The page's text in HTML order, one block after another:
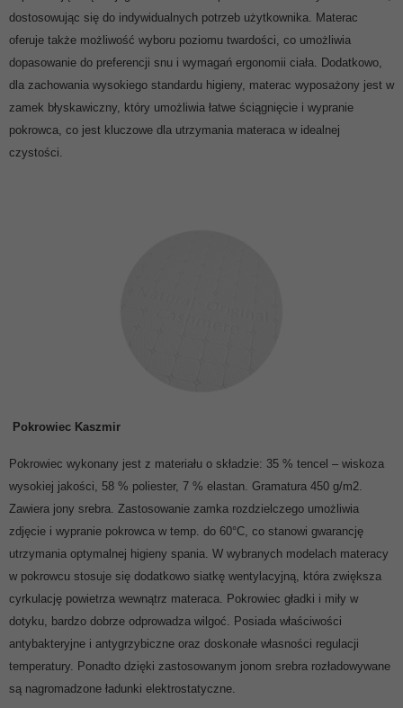
dostosowując się do indywidualnych potrzeb użytkownika. Materac
oferuje także możliwość wyboru poziomu twardości, co umożliwia
dopasowanie do preferencji snu i wymagań ergonomii ciała. Dodatkowo,
dla zachowania wysokiego standardu higieny, materac wyposażony jest w
zamek błyskawiczny, który umożliwia łatwe ściągnięcie i wypranie
pokrowca, co jest kluczowe dla utrzymania materaca w idealnej
czystości.
Pokrowiec Kaszmir
Pokrowiec wykonany jest z materiału o składzie: 35 % tencel – wiskoza
wysokiej jakości, 58 % poliester, 7 % elastan. Gramatura 450 g/m2.
Zawiera jony srebra. Zastosowanie zamka rozdzielczego umożliwia
zdjęcie i wypranie pokrowca w temp. do 60°C, co stanowi gwarancję
utrzymania optymalnej higieny spania. W wybranych modelach materacy
w pokrowcu stosuje się dodatkowo siatkę wentylacyjną, która zwiększa
cyrkulację powietrza wewnątrz materaca. Pokrowiec gładki i miły w
dotyku, bardzo dobrze odprowadza wilgoć. Posiada właściwości
antybakteryjne i antygrzybiczne oraz doskonałe własności regulacji
temperatury. Ponadto dzięki zastosowanym jonom srebra rozładowywane
są nagromadzone ładunki elektrostatyczne.